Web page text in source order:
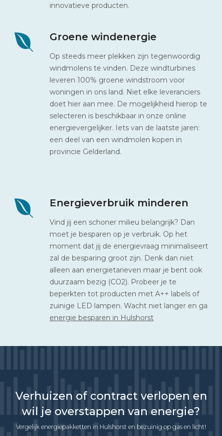
innovatieve producten.
Groene windenergie
Op steeds meer plekken zijn tegenwoordig
windmolens te vinden. Deze windturbines
leveren 100% groene windstroom voor
woningen in ons land. Niet elke leveranciers
doet hier aan mee. De mogelijkheid hierop te
selecteren is beschikbaar in onze online
energievergelijker. Iets van de laatste jaren:
een deel van een windmolen kopen in
provincie Gelderland.
Energieverbruik minderen
Vind jij een schoner milieu belangrijk? Dan
moet je besparen op je verbruik. Op het
moment dat jij de energievraag minimaliseert
zal de besparing groot zijn. Denk dan niet
alleen aan energietarieven maar je bent ook
duurzaam bezig (CO2). Probeer je te
beperkten tot producten met A++ labels of
zuinige LED lampen. Wacht niet langer en ga
energie besparen in Hulshorst
Verhuizen of contract verlopen en
wil je overstappen van energie?
Vergelijk energiepakketten in Hulshorst en bezuinig op gas en licht!